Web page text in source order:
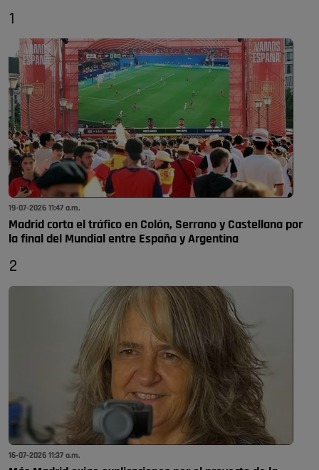
1
19-07-2026 11:47 a.m.
Madrid corta el tráfico en Colón, Serrano y Castellana por
la final del Mundial entre España y Argentina
2
16-07-2026 11:37 a.m.